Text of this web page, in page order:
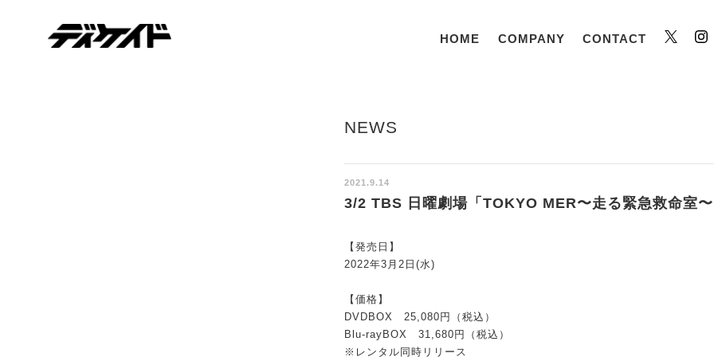
HOME COMPANY CONTACT
NEWS
2021.9.14
3/2 TBS 日曜劇場「TOKYO MER〜走る緊急救命室
【発売日】
2022年3月2日(水)
【価格】
DVDBOX 25,080円（税込）
Blu-rayBOX 31,680円（税込）
※レンタル同時リリース